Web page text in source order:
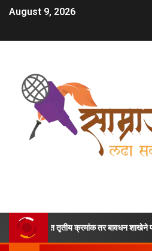
August 9, 2026
तर बावधन शाखेने पटकावले उत्तेजनार्थ